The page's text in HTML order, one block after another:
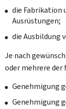
die Fabrikation
Ausrüstungen;
die Ausbildung
Je nach
oder mehrere der
Genehmigung
Genehmigung